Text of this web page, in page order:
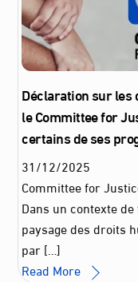
Déclaration sur
le Committee for
certains de ses
31/12/2025
Committee for
Dans un contexte
paysage des droits
par […]
Read More